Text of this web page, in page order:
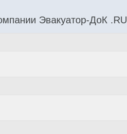
Эвакуатор-ДоК .RU